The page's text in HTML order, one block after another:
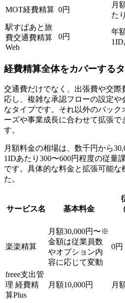
MOT経費精算 0円
月
た
駅すぱあと旅
費交通費精算
Web
0円
年
1ID
経費精算全体をカバーする
交通費だけでなく、出張費や交
応し、複雑な承認フローの設定
なタイプです。それ以外のバッ
ーズや事業成長に合わせて拡張で
す。
月額料金の相場は、数千円から
1IDあたり300〜600円程度の従量
です。具体的な料金と拡張可能な
た。
サービス名 基本料金
楽楽精算
月額30,000円〜※
金額は従業員数
やオプション内
容に応じて変動
0円
freee支出管
理 経費精
算Plus
月額10,000円 月